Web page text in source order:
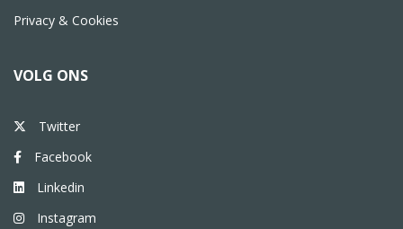
Privacy & Cookies
VOLG ONS
Twitter
Facebook
Linkedin
Instagram